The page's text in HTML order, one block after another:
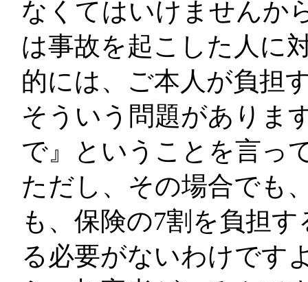
なくてはいけませんか
は事故を起こした人に
的には、ご本人が負担
そういう問題がありま
で』ということを言っ
ただし、その場合でも
も、保険の7割を負担
る必要がないわけです